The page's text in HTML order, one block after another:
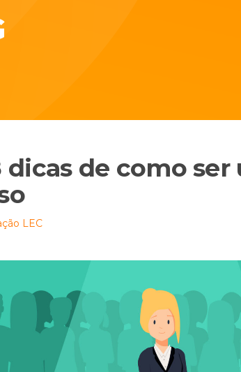
dicas de como
LEC